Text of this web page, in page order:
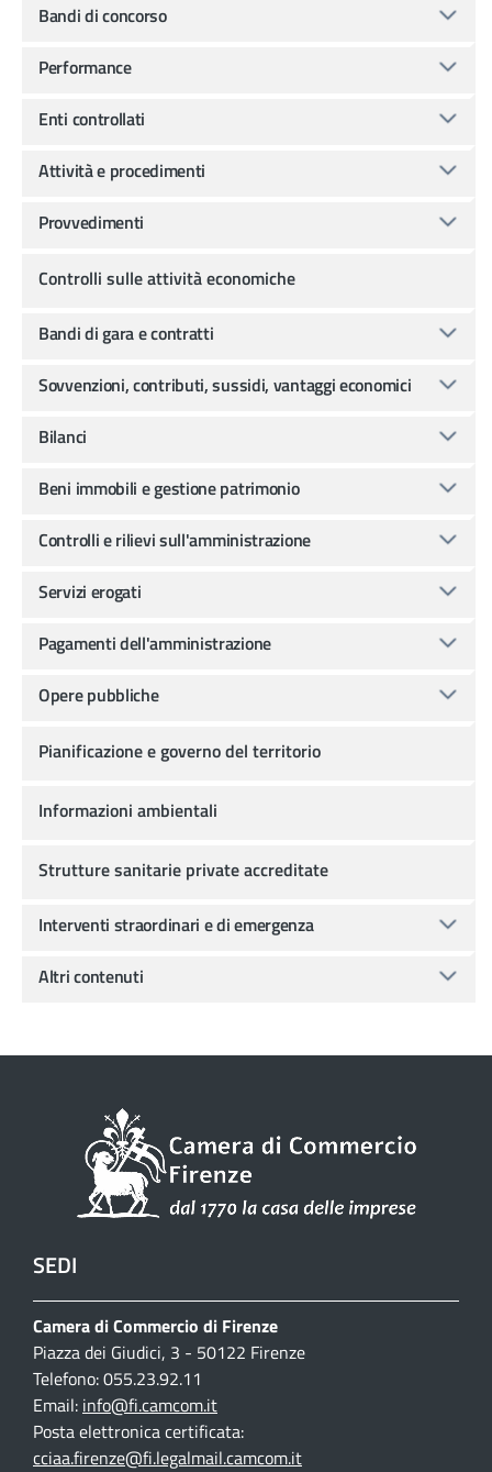
Bandi di concorso
Performance
Enti controllati
Attività e procedimenti
Provvedimenti
Controlli sulle attività economiche
Bandi di gara e contratti
Sovvenzioni, contributi, sussidi, vantaggi economici
Bilanci
Beni immobili e gestione patrimonio
Controlli e rilievi sull'amministrazione
Servizi erogati
Pagamenti dell'amministrazione
Opere pubbliche
Pianificazione e governo del territorio
Informazioni ambientali
Strutture sanitarie private accreditate
Interventi straordinari e di emergenza
Altri contenuti
SEDI
Camera di Commercio di Firenze
Piazza dei Giudici, 3 - 50122 Firenze
Telefono: 055.23.92.11
Email: info@fi.camcom.it
Posta elettronica certificata:
cciaa.firenze@fi.legalmail.camcom.it